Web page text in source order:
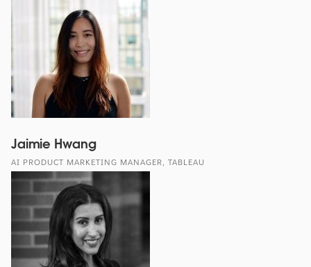
Jaimie Hwang
AI PRODUCT MARKETING MANAGER, TABLEAU